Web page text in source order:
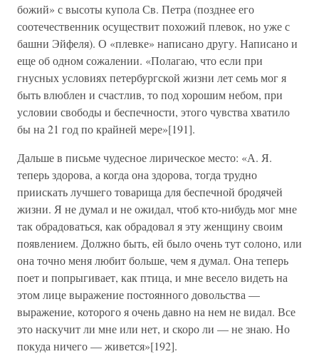
божий» с высоты купола Св. Петра (позднее его
соотечественник осуществит похожий плевок, но уже с
башни Эйфеля). О «плевке» написано другу. Написано и
еще об одном сожалении. «Полагаю, что если при
гнусных условиях петербургской жизни лет семь мог я
быть влюблен и счастлив, то под хорошим небом, при
условии свободы и беспечности, этого чувства хватило
бы на 21 год по крайней мере»[191].
Дальше в письме чудесное лирическое место: «А. Я.
теперь здорова, а когда она здорова, тогда трудно
приискать лучшего товарища для беспечной бродячей
жизни. Я не думал и не ожидал, чтоб кто-нибудь мог мне
так обрадоваться, как обрадовал я эту женщину своим
появлением. Должно быть, ей было очень тут солоно, или
она точно меня любит больше, чем я думал. Она теперь
поет и попрыгивает, как птица, и мне весело видеть на
этом лице выражение постоянного довольства —
выражение, которого я очень давно на нем не видал. Все
это наскучит ли мне или нет, и скоро ли — не знаю. Но
покуда ничего — живется»[192].